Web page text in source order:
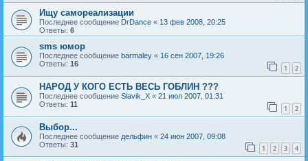
Ищу самореализации
Последнее сообщение DrDance « 13 фев 2008, 20:25
Ответы: 6
sms юмор
Последнее сообщение barmaley « 16 сен 2007, 19:26
Ответы: 16 1 2
НАРОД У КОГО ЕСТЬ ВЕСЬ ГОБЛИН ???
Последнее сообщение Slavik_X « 21 июл 2007, 01:31
Ответы: 11 1 2
Выбор...
Последнее сообщение дельфин « 24 июн 2007, 09:08
Ответы: 31 1 2 3 4